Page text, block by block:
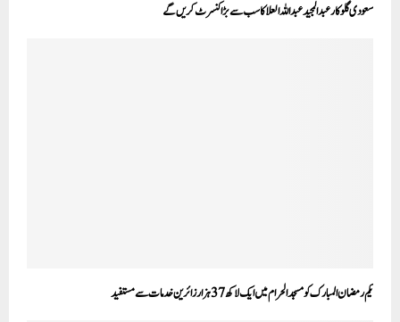
سعودی گلوکار عبدالمجید عبداللہ العلا کا سب سے بڑا کنسرٹ کریں گے
یکم رمضان المبارک کو مسجد الحرام میں ایک لاکھ 37 ہزار زائرین خدمات سے مستفید